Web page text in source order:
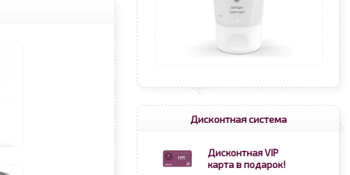
Дисконтная система
Дисконтная VIP
карта в подарок!